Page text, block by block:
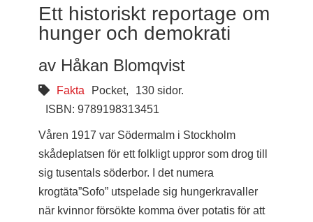
Ett historiskt reportage om
hunger och demokrati
av Håkan Blomqvist
Fakta Pocket,
130 sidor.
ISBN: 9789198313451
Våren 1917 var Södermalm i Stockholm
skådeplatsen för ett folkligt uppror som drog till
sig tusentals söderbor. I det numera
krogtäta”Sofo” utspelade sig hungerkravaller
när kvinnor försökte komma över potatis för att